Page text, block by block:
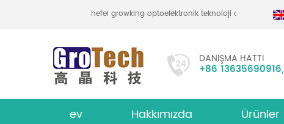
hefei growking optoelektronik teknoloji co., ltd
DANIŞMA HATTI
+86 13635690916,
ev Hakkımızda Ürünler